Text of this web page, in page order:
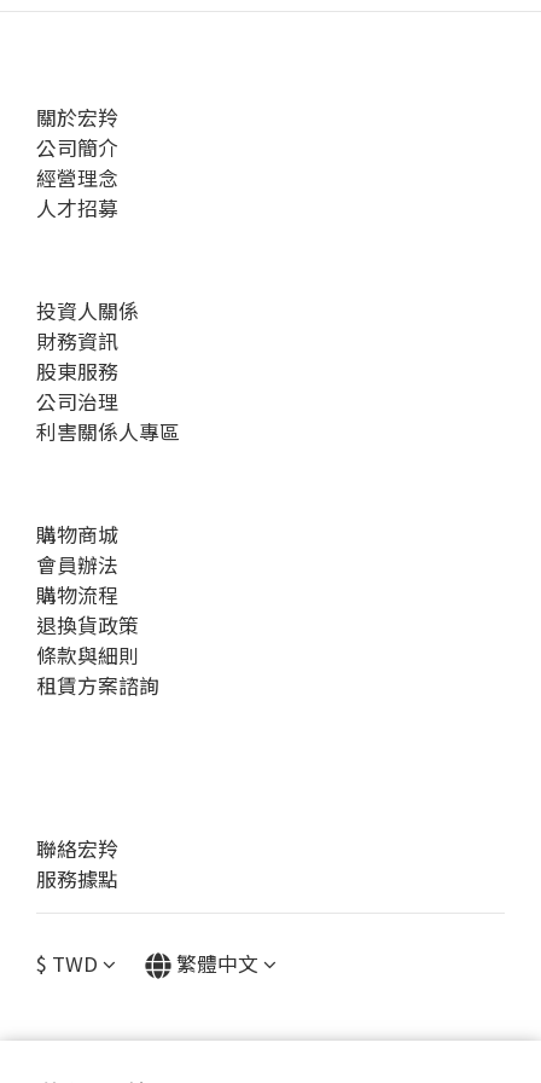
關於宏羚
公司簡介
經營理念
人才招募
投資人關係
財務資訊
股東服務
公司治理
利害關係人專區
購物商城
會員辦法
購物流程
退換貨政策
條款與細則
租賃方案諮詢
聯絡宏羚
服務據點
$ TWD 繁體中文